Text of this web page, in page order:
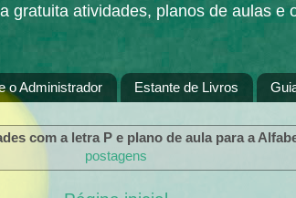
gratuita atividades, planos de aulas
o Administrador Estante de Livros
com a letra P e plano de aula para a
postagens